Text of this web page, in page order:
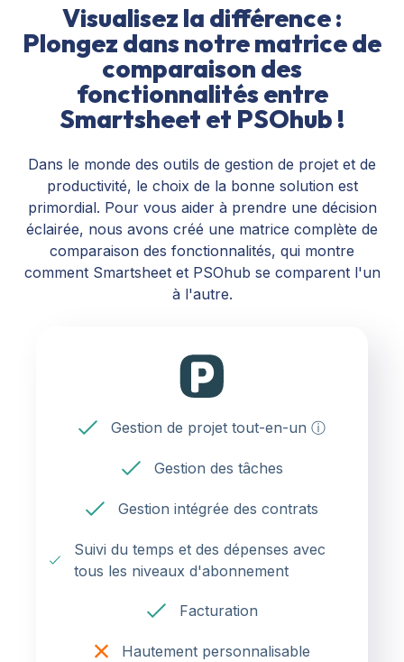
Visualisez la différence :
Plongez dans notre matrice de
comparaison des
fonctionnalités entre
Smartsheet et PSOhub !
Dans le monde des outils de gestion de projet et de
productivité, le choix de la bonne solution est
primordial. Pour vous aider à prendre une décision
éclairée, nous avons créé une matrice complète de
comparaison des fonctionnalités, qui montre
comment Smartsheet et PSOhub se comparent l'un
à l'autre.
Gestion de projet tout-en-un ⓘ
Gestion des tâches
Gestion intégrée des contrats
Suivi du temps et des dépenses avec
tous les niveaux d'abonnement
Facturation
Hautement personnalisable